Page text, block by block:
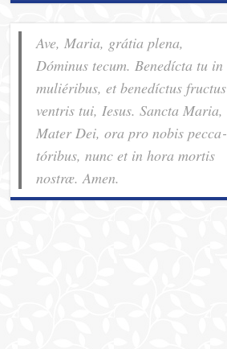
Ave, Maria, grátia plena,
Dóminus tecum. Benedícta tu in
muliéribus, et benedíctus fructus
ventris tui, Iesus. Sancta Maria,
Mater Dei, ora pro nobis pec­ca­
tóribus, nunc et in hora mortis
nostræ. Amen.